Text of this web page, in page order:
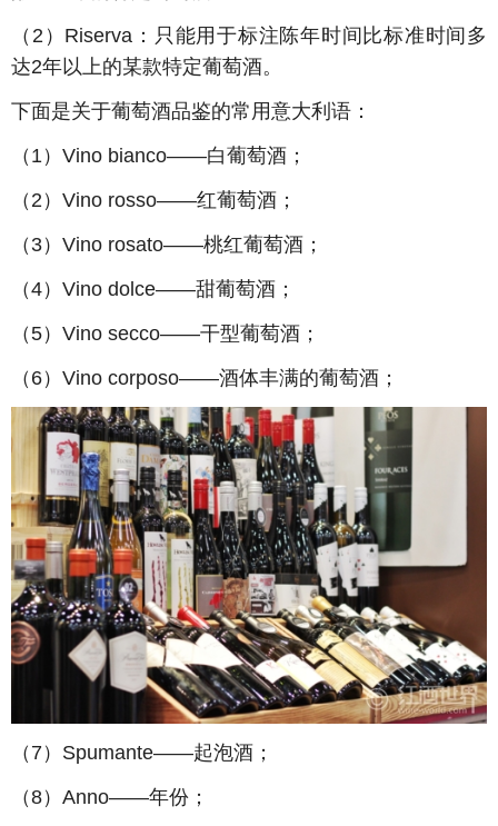
（ 2） Riserva ：只能用于标注陈年时间比标准时间多
达2年以上的某款特定葡萄酒。
下面是关于葡萄酒品鉴的常用意大利语：
（ 1） Vino bianco——白葡萄酒；
（ 2） Vino rosso——红葡萄酒；
（ 3） Vino rosato——桃红葡萄酒；
（4） Vino dolce——甜葡萄酒；
（5） Vino secco——干型葡萄酒；
（ 6） Vino corposo——酒体丰满的葡萄酒；
（ 7） Spumante——起泡酒；
（8） Anno——年份；